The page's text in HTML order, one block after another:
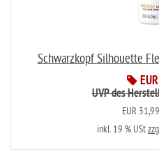
Schwarzkopf Silhouette
UVP des
EUR
inkl. 19 % USt